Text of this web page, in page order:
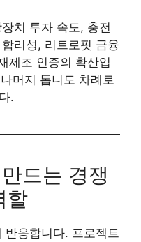
치 투자 속도, 충전
리성, 리트로핏 금융
제조 인증의 확산입
머지 톱니도 차례로
.
드는 경쟁
할
응합니다. 프로젝트